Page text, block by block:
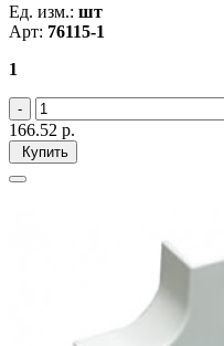
Ед. изм.: шт
Арт: 76115-1
1
166.52 р.
Купить